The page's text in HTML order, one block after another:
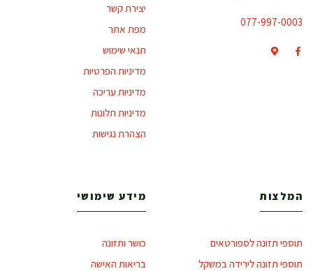
077-997-0003
יצירת קשר
מפת אתר
תנאי שימוש
מדיניות הפרטיות
מדיניות עריכה
מדיניות תלונות
הצהרת נגישות
המלצות
תוספי תזונה לספורטאים
תוספי תזונה לירידה במשקל
מידע שימושי
כושר ותזונה
בריאות האישה